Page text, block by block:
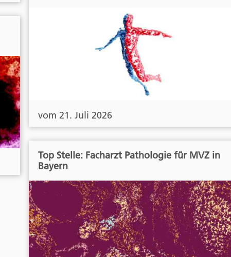
vom 21. Juli 2026
Top Stelle: Facharzt Pathologie für MVZ in
Bayern